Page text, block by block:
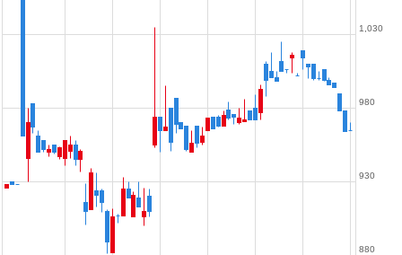
880
930
980
1,030